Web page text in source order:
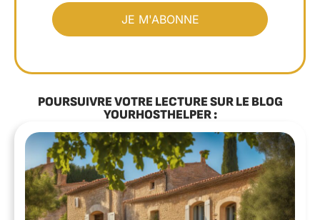
POURSUIVRE VOTRE LECTURE SUR LE BLOG
YOURHOSTHELPER :